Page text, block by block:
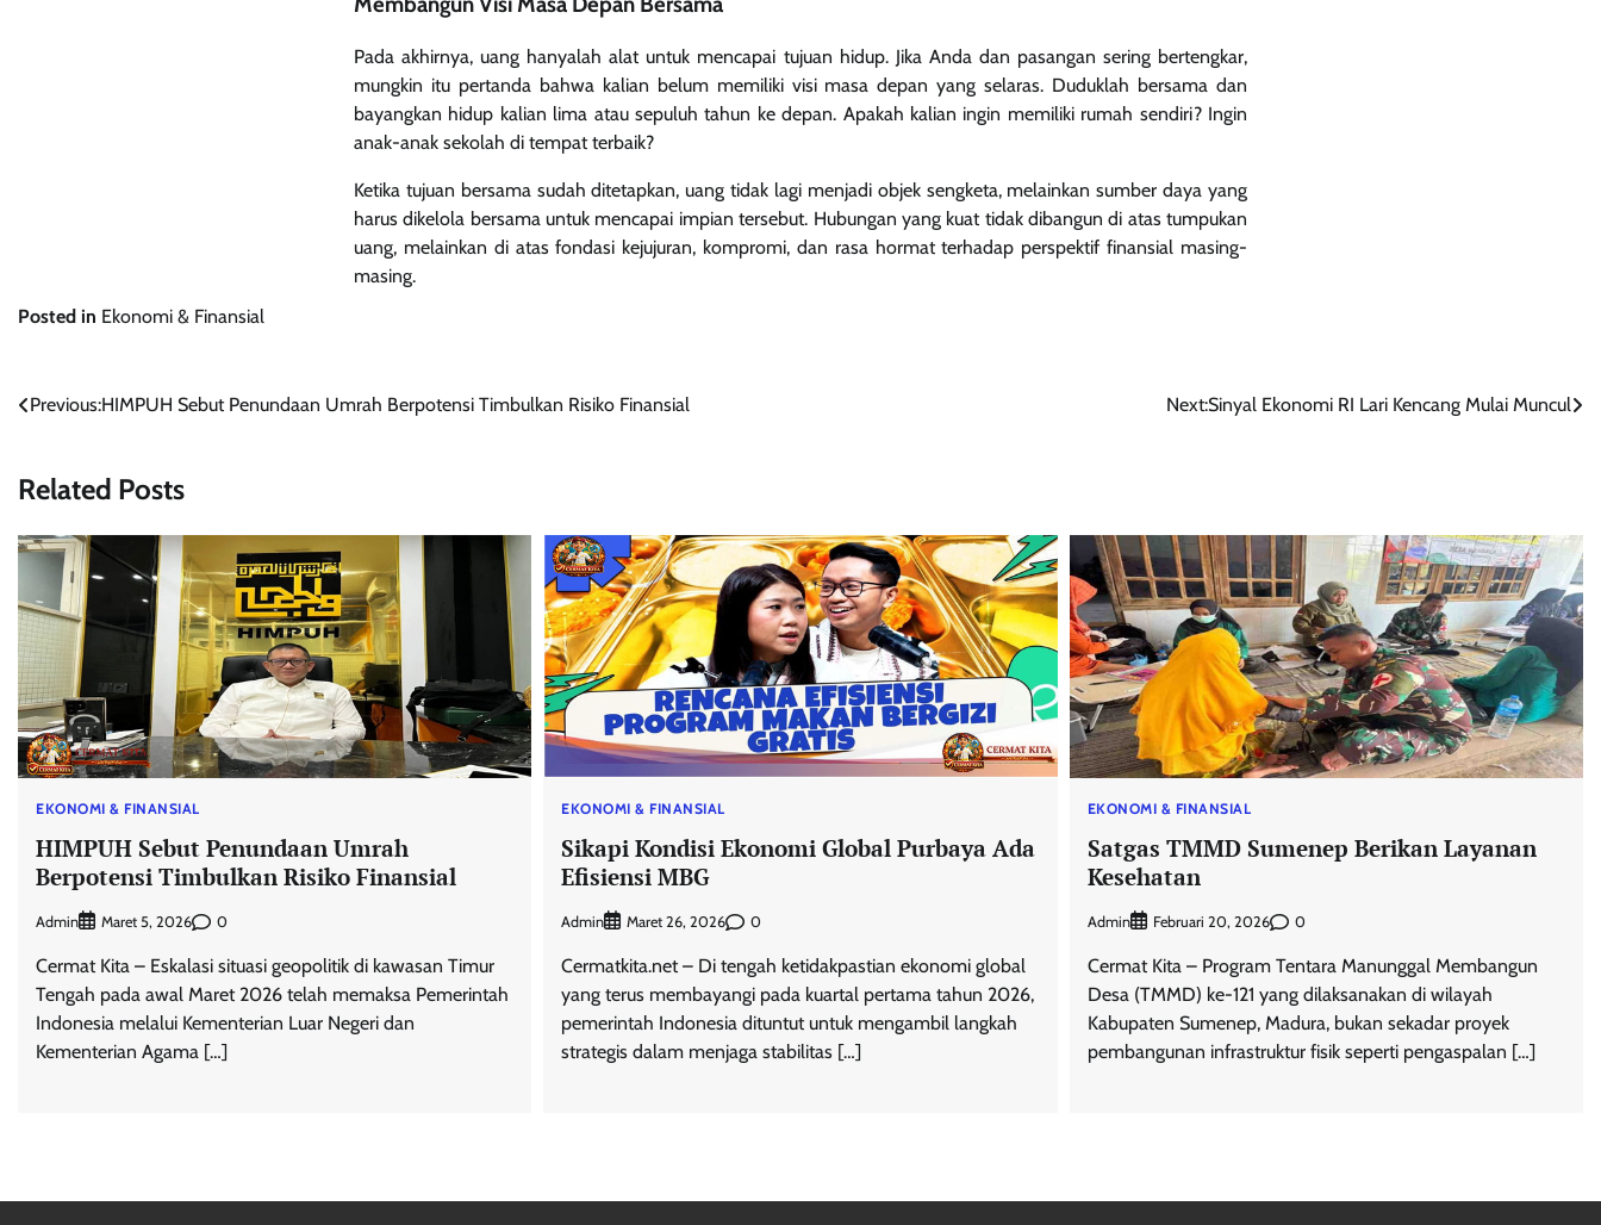
Pada akhirnya, uang hanyalah alat untuk mencapai tujuan hidup. Jika Anda dan pasangan sering bertengkar,
mungkin itu pertanda bahwa kalian belum memiliki visi masa depan yang selaras. Duduklah bersama dan
bayangkan hidup kalian lima atau sepuluh tahun ke depan. Apakah kalian ingin memiliki rumah sendiri? Ingin
anak-anak sekolah di tempat terbaik?
Ketika tujuan bersama sudah ditetapkan, uang tidak lagi menjadi objek sengketa, melainkan sumber daya yang
harus dikelola bersama untuk mencapai impian tersebut. Hubungan yang kuat tidak dibangun di atas tumpukan
uang, melainkan di atas fondasi kejujuran, kompromi, dan rasa hormat terhadap perspektif finansial masing-
masing.
Posted in Ekonomi & Finansial
Navigasi
Previous:HIMPUH Sebut Penundaan Umrah Berpotensi Timbulkan Risiko Finansial Next:Sinyal Ekonomi RI Lari Kencang Mulai Muncul
Related Posts
EKONOMI & FINANSIAL
HIMPUH Sebut Penundaan Umrah
Berpotensi Timbulkan Risiko Finansial
Admin Maret 5, 2026 0
Cermat Kita – Eskalasi situasi geopolitik di kawasan Timur
Tengah pada awal Maret 2026 telah memaksa Pemerintah
Indonesia melalui Kementerian Luar Negeri dan
Kementerian Agama […]
EKONOMI & FINANSIAL
Sikapi Kondisi Ekonomi Global Purbaya Ada
Efisiensi MBG
Admin Maret 26, 2026 0
Cermatkita.net – Di tengah ketidakpastian ekonomi global
yang terus membayangi pada kuartal pertama tahun 2026,
pemerintah Indonesia dituntut untuk mengambil langkah
strategis dalam menjaga stabilitas […]
EKONOMI & FINANSIAL
Satgas TMMD Sumenep Berikan Layanan
Kesehatan
Admin Februari 20, 2026 0
Cermat Kita – Program Tentara Manunggal Membangun
Desa (TMMD) ke-121 yang dilaksanakan di wilayah
Kabupaten Sumenep, Madura, bukan sekadar proyek
pembangunan infrastruktur fisik seperti pengaspalan […]